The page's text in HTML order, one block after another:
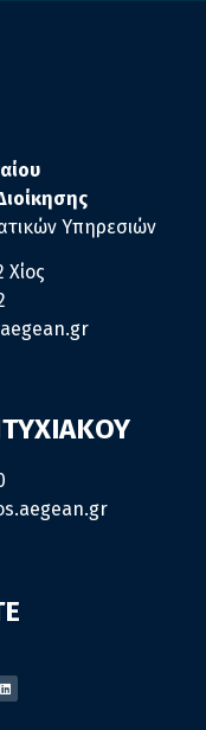
Υπηρεσιών
Χίος